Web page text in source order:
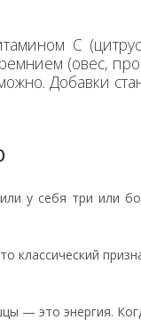
С
(овес,
Добавки
у себя три или
— это энергия.